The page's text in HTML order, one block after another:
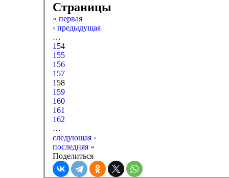
Страницы
« первая
‹ предыдущая
…
154
155
156
157
158
159
160
161
162
…
следующая ›
последняя »
Поделиться